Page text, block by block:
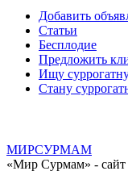
Добавить
Статьи
Бесплодие
Предложить
Ищу
Стану
МИРСУРМАМ
«Мир Сурмам» - сайт